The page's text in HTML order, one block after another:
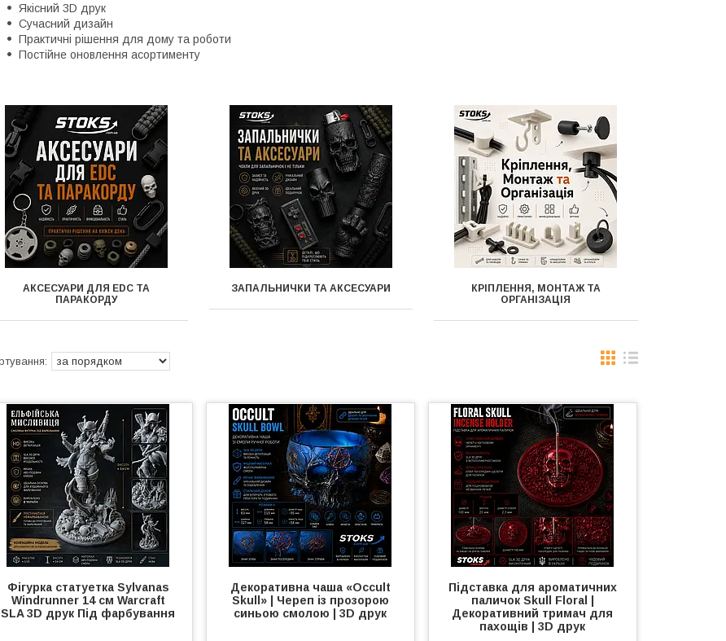
Якісний 3D друк
Сучасний дизайн
Практичні рішення для дому та роботи
Постійне оновлення асортименту
АКСЕСУАРИ ДЛЯ EDC ТА
ПАРАКОРДУ
ЗАПАЛЬНИЧКИ ТА АКСЕСУАРИ
КРІПЛЕННЯ, МОНТАЖ ТА
ОРГАНІЗАЦІЯ
Фігурка статуетка Sylvanas
Windrunner 14 см Warcraft
SLA 3D друк Під фарбування
Декоративна чаша «Occult
Skull» | Череп із прозорою
синьою смолою | 3D друк
Підставка для ароматичних
паличок Skull Floral |
Декоративний тримач для
пахощів | 3D друк